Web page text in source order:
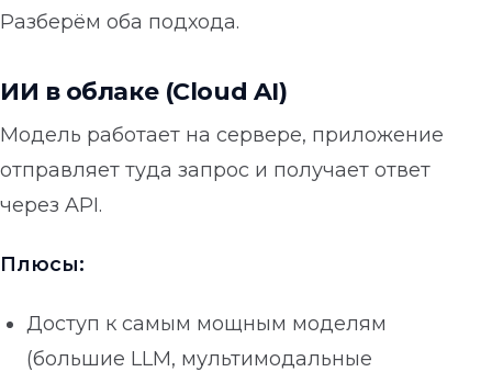
Разберём оба подхода.
ИИ в облаке (Cloud AI)
Модель работает на сервере, приложение
отправляет туда запрос и получает ответ
через API.
Плюсы:
Доступ к самым мощным моделям
(большие LLM, мультимодальные